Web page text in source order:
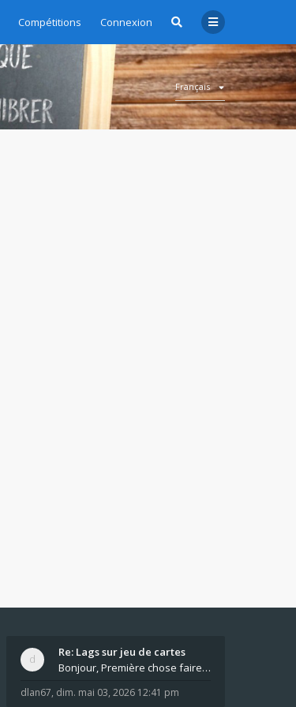
Compétitions Connexion
Français
Re: Lags sur jeu de cartes
Bonjour, Première chose faire un arrêt complet de
dlan67, dim. mai 03, 2026 12:41 pm